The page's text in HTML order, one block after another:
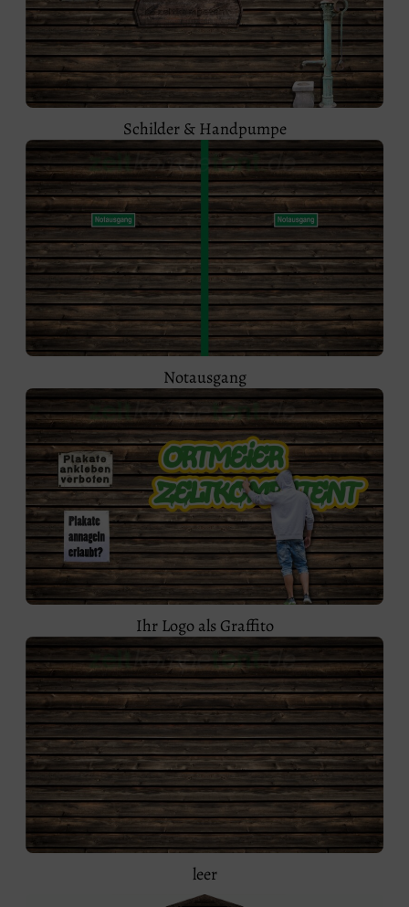
Schilder & Handpumpe
Notausgang
Ihr Logo als Graffito
leer